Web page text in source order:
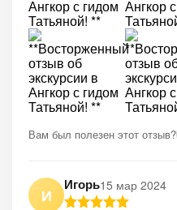
Вам был полезен этот отзыв?
И
Игорь15 мар 2024